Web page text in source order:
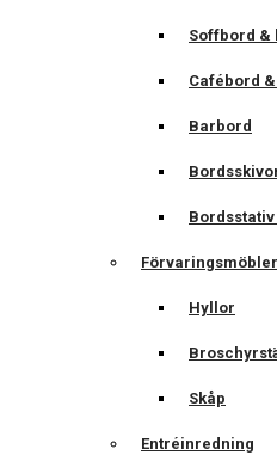
Soffbord &
Cafébord
Barbord
Förvaringsmöbler
Hyllor
Skåp
Entréinredning